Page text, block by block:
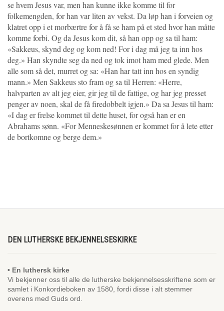
se hvem Jesus var, men han kunne ikke komme til for
folkemengden, for han var liten av vekst. Da løp han i forveien og
klatret opp i et morbærtre for å få se ham på et sted hvor han måtte
komme forbi. Og da Jesus kom dit, så han opp og sa til ham:
«Sakkeus, skynd deg og kom ned! For i dag må jeg ta inn hos
deg.» Han skyndte seg da ned og tok imot ham med glede. Men
alle som så det, murret og sa: «Han har tatt inn hos en syndig
mann.» Men Sakkeus sto fram og sa til Herren: «Herre,
halvparten av alt jeg eier, gir jeg til de fattige, og har jeg presset
penger av noen, skal de få firedobbelt igjen.» Da sa Jesus til ham:
«I dag er frelse kommet til dette huset, for også han er en
Abrahams sønn. «For Menneskesønnen er kommet for å lete etter
de bortkomne og berge dem.»
DEN LUTHERSKE BEKJENNELSESKIRKE
• En luthersk kirke
Vi bekjenner oss til alle de lutherske bekjennelsesskriftene som er
samlet i Konkordieboken av 1580, fordi disse i alt stemmer
overens med Guds ord.